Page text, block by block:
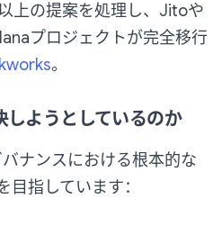
上の提案を処理し、Jitoや
プロジェクトが完全移行
。
しようとしているのか
ナンスにおける根本的な
目指しています：